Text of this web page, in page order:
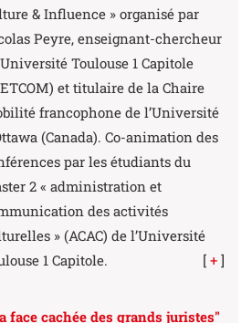
& Influence » organisé par
Peyre, enseignant-chercheur
Toulouse 1 Capitole
et titulaire de la Chaire
francophone de l’Université
(Canada). Co-animation des
par les étudiants du
2 « administration et
des activités
» (ACAC) de l’Université
1 Capitole.
[ + ]
face cachée des grands juristes"